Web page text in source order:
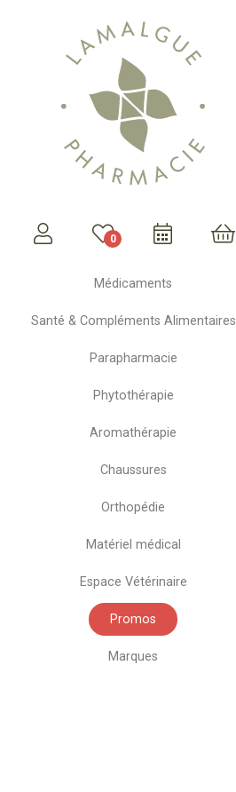
0
Médicaments
Santé & Compléments Alimentaires
Parapharmacie
Phytothérapie
Aromathérapie
Chaussures
Orthopédie
Matériel médical
Espace Vétérinaire
Promos
Marques